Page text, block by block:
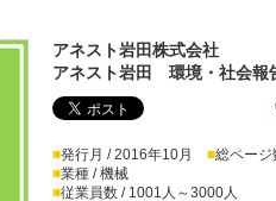
アネスト岩田株式会社
アネスト岩田 環境・社会報
■発行月 / 2016年10月 ■総ページ
■業種 / 機械
■従業員数 / 1001人～3000人